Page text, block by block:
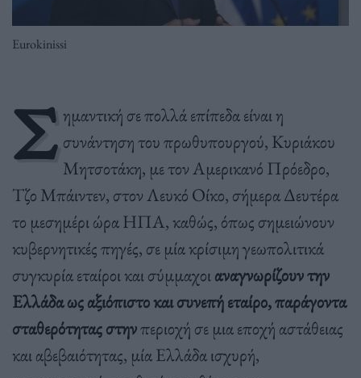
Eurokinissi
Σ ημαντική σε πολλά επίπεδα είναι η
συνάντηση του πρωθυπουργού, Κυριάκου
Μητσοτάκη, με τον Αμερικανό Πρόεδρο,
Τζο Μπάιντεν, στον Λευκό Οίκο, σήμερα Δευτέρα
το μεσημέρι ώρα ΗΠΑ, καθώς, όπως σημειώνουν
κυβερνητικές πηγές, σε μία κρίσιμη γεωπολιτικά
συγκυρία εταίροι και σύμμαχοιαναγνωρίζουν την
Ελλάδα ως αξιόπιστο και συνεπή εταίρο, παράγοντα
σταθερότητας στηνπεριοχή σε μια εποχή αστάθειας
και αβεβαιότητας, μία Ελλάδα ισχυρή,